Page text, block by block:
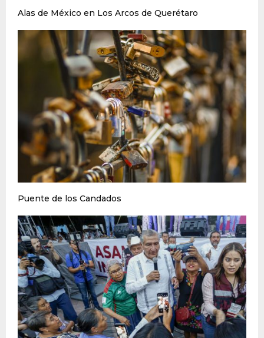
Alas de México en Los Arcos de Querétaro
Puente de los Candados